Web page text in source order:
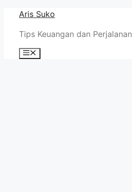
Skip
content
Aris Suko
Tips Keuangan dan Perjalanan
Menu